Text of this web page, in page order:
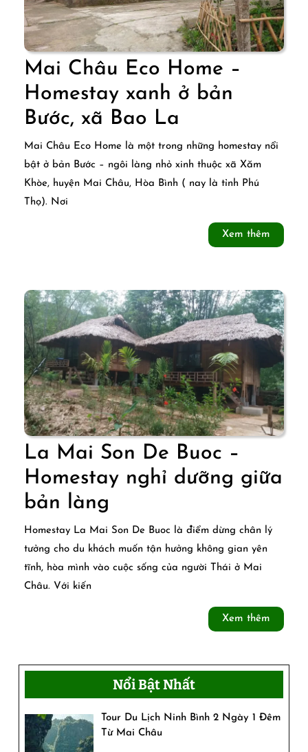
Mai Châu Eco Home –
Homestay xanh ở bản
Bước, xã Bao La
Châu
Eco
Home
Homestay
ở
bản
Bước,
xã
Bao
La
Mai Châu Eco Home là một trong những homestay nổi
bật ở bản Bước – ngôi làng nhỏ xinh thuộc xã Xăm
Khòe, huyện Mai Châu, Hòa Bình ( nay là tỉnh Phú
Thọ). Nơi
Xem thêm
thêm
La Mai Son De Buoc –
Homestay nghỉ dưỡng giữa
bản làng
Mai
Son
De
nghỉ
dưỡng
giữa
Homestay La Mai Son De Buoc là điểm dừng chân lý
tưởng cho du khách muốn tận hưởng không gian yên
tĩnh, hòa mình vào cuộc sống của người Thái ở Mai
Châu. Với kiến
Xem thêm
thêm
Nổi Bật Nhất
Tour Du Lịch Ninh Bình 2 Ngày 1 Đêm
Từ Mai Châu